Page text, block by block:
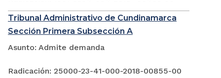
Tribunal Administrativo de Cundinamarca
Sección Primera Subsección A
Asunto: Admite demanda
Radicación: 25000-23-41-000-2018-00855-00